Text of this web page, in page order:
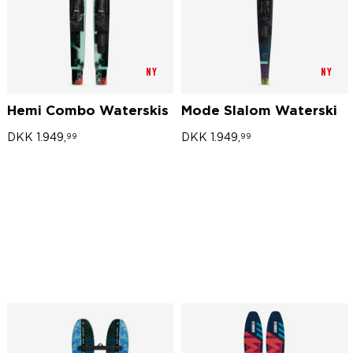
NY
Hemi Combo Waterskis
DKK 1.949, 99
NY
Mode Slalom Waterski
DKK 1.949, 99